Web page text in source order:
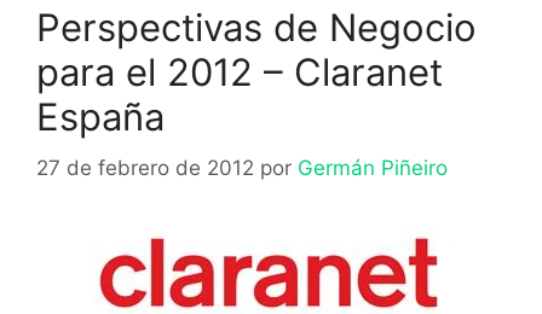
Perspectivas de Negocio
para el 2012 – Claranet
España
27 de febrero de 2012 por Germán Piñeiro